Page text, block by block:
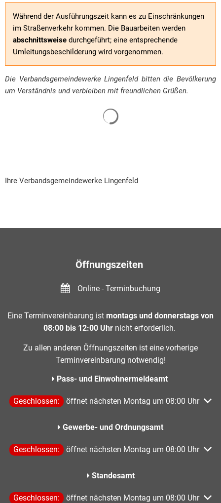
Während der Ausführungszeit kann es zu Einschränkungen
im Straßenverkehr kommen. Die Bauarbeiten werden
abschnittsweise durchgeführt; eine entsprechende
Umleitungsbeschilderung wird vorgenommen.
Die Verbandsgemeindewerke Lingenfeld bitten die Bevölkerung
um Verständnis und verbleiben mit freundlichen Grüßen.
Ihre Verbandsgemeindewerke Lingenfeld
Öffnungszeiten
Online - Terminbuchung
Eine Terminvereinbarung ist montags und donnerstags von
08:00 bis 12:00 Uhr nicht erforderlich.
Zu allen anderen Öffnungszeiten ist eine vorherige
Terminvereinbarung notwendig!
Pass- und Einwohnermeldeamt
Klicken, um weitere Öffnungs- oder Schließzeiten
Geschlossen: öffnet nächsten Montag um 08:00 Uhr
Gewerbe- und Ordnungsamt
Klicken, um weitere Öffnungs- oder Schließzeiten
Geschlossen: öffnet nächsten Montag um 08:00 Uhr
Standesamt
Klicken, um weitere Öffnungs- oder Schließzeiten
Geschlossen: öffnet nächsten Montag um 08:00 Uhr